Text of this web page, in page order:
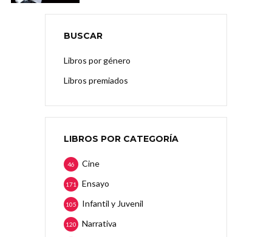
BUSCAR
Libros por género
Libros premiados
LIBROS POR CATEGORÍA
Cine
46
Ensayo
171
Infantil y Juvenil
105
Narrativa
120